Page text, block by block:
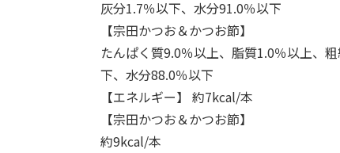
灰分1.7％以下、水分91.0％以下
【宗田かつお＆かつお節】
たんぱく質9.0％以上、脂質1.0％以上、
下、水分88.0％以下
【エネルギー】 約7kcal/本
【宗田かつお＆かつお節】
約9kcal/本